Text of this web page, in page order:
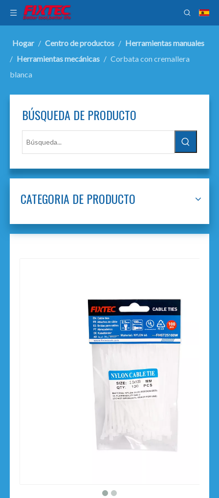
Hogar / Centro de productos / Herramientas manuales
/ Herramientas mecánicas / Corbata con cremallera
blanca
BÚSQUEDA DE PRODUCTO
CATEGORIA DE PRODUCTO